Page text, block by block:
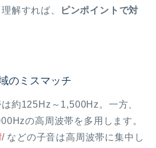
解すれば、
ピンポイントで対
のミスマッチ
約125Hz～1,500Hz。一方、
の高周波帯を多用します。
/ などの子音は高周波帯に集中し